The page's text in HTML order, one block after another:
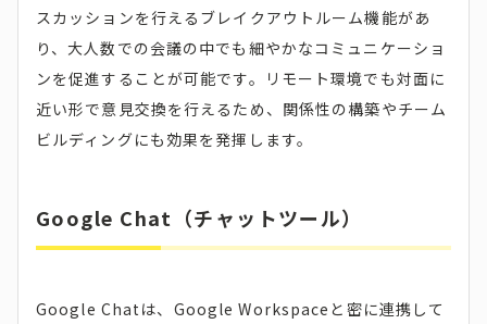
スカッションを行えるブレイクアウトルーム機能があ
り、大人数での会議の中でも細やかなコミュニケーショ
ンを促進することが可能です。リモート環境でも対面に
近い形で意見交換を行えるため、関係性の構築やチーム
ビルディングにも効果を発揮します。
Google Chat（チャットツール）
Google Chatは、Google Workspaceと密に連携して